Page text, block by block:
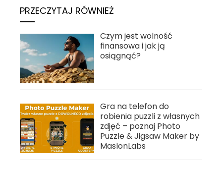
PRZECZYTAJ RÓWNIEŻ
Czym jest wolność
finansowa i jak ją
osiągnąć?
Gra na telefon do
robienia puzzli z własnych
zdjęć – poznaj Photo
Puzzle & Jigsaw Maker by
MaslonLabs